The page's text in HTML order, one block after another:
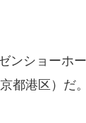
ンショーホ
都港区）だ。